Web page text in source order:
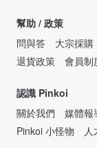
幫助 / 政策
問與答
大宗採購
退貨政策
會員制
認識 Pinkoi
關於我們
媒體報
Pinkoi 小怪物